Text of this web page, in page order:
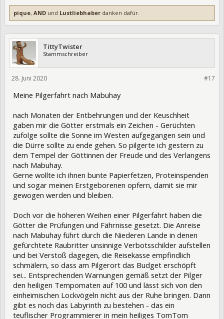
pique, AND und Lustliebhaber danken dafür.
TittyTwister
Stammschreiber
#17
28. Juni 2020
Meine Pilgerfahrt nach Mabuhay
nach Monaten der Entbehrungen und der Keuschheit
gaben mir die Götter erstmals ein Zeichen - Gerüchten
zufolge sollte die Sonne im Westen aufgegangen sein und
die Dürre sollte zu ende gehen. So pilgerte ich gestern zu
dem Tempel der Göttinnen der Freude und des Verlangens
nach Mabuhay.
Gerne wollte ich ihnen bunte Papierfetzen, Proteinspenden
und sogar meinen Erstgeborenen opfern, damit sie mir
gewogen werden und bleiben.
Doch vor die höheren Weihen einer Pilgerfahrt haben die
Götter die Prüfungen und Fährnisse gesetzt. Die Anreise
nach Mabuhay führt durch die Niederen Lande in denen
gefürchtete Raubritter unsinnige Verbotsschilder aufstellen
und bei Verstoß dagegen, die Reisekasse empfindlich
schmälern, so dass am Pilgerort das Budget erschöpft
sei... Entsprechenden Warnungen gemäß setzt der Pilger
den heiligen Tempomaten auf 100 und lässt sich von den
einheimischen Lockvögeln nicht aus der Ruhe bringen. Dann
gibt es noch das Labyrinth zu bestehen - das ein
teuflischer Programmierer in mein heiliges TomTom